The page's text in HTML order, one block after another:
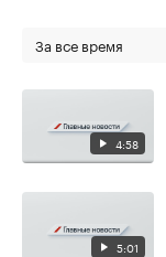
За все время
4:58
5:01